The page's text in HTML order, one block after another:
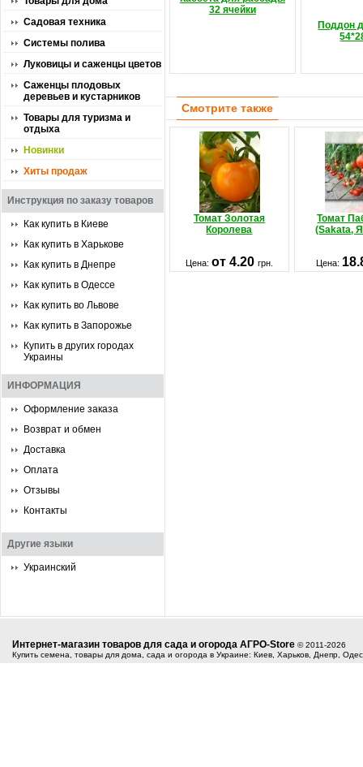
Садовая техника
Системы полива
Луковицы и саженцы цветов
Саженцы плодовых
деревьев и кустарников
Товары для туризма и
отдыха
Новинки
Хиты продаж
Инструкция по заказу товаров
Как купить в Киеве
Как купить в Харькове
Как купить в Днепре
Как купить в Одессе
Как купить во Львове
Как купить в Запорожье
Купить в других городах
Украины
ИНФОРМАЦИЯ
Оформление заказа
Возврат и обмен
Доставка
Оплата
Отзывы
Контакты
Другие языки
Украинский
32 ячейки
Поддон
Смотрите также
Томат Золотая
Королева
Томат
(Sakata,
Цена: от 4.20 грн. Цена:
Интернет-магазин товаров для сада и огорода АГРО-Store © 2011-2026
Купить семена, товары для дома, сада и огорода в Украине: Киев, Харьков, Днепр,